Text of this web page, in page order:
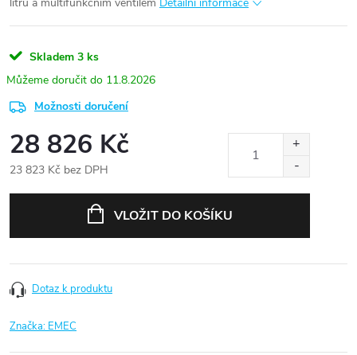
Skladem 3 ks
11.8.2026
Možnosti doručení
28 826 Kč
23 823 Kč bez DPH
VLOŽIT DO KOŠÍKU
Dotaz k produktu
Značka: EMEC